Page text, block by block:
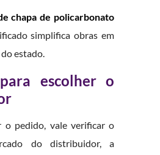
chapa de policarbonato
simplifica obras em
estado.
escolher o
o pedido, vale verificar o
do distribuidor, a